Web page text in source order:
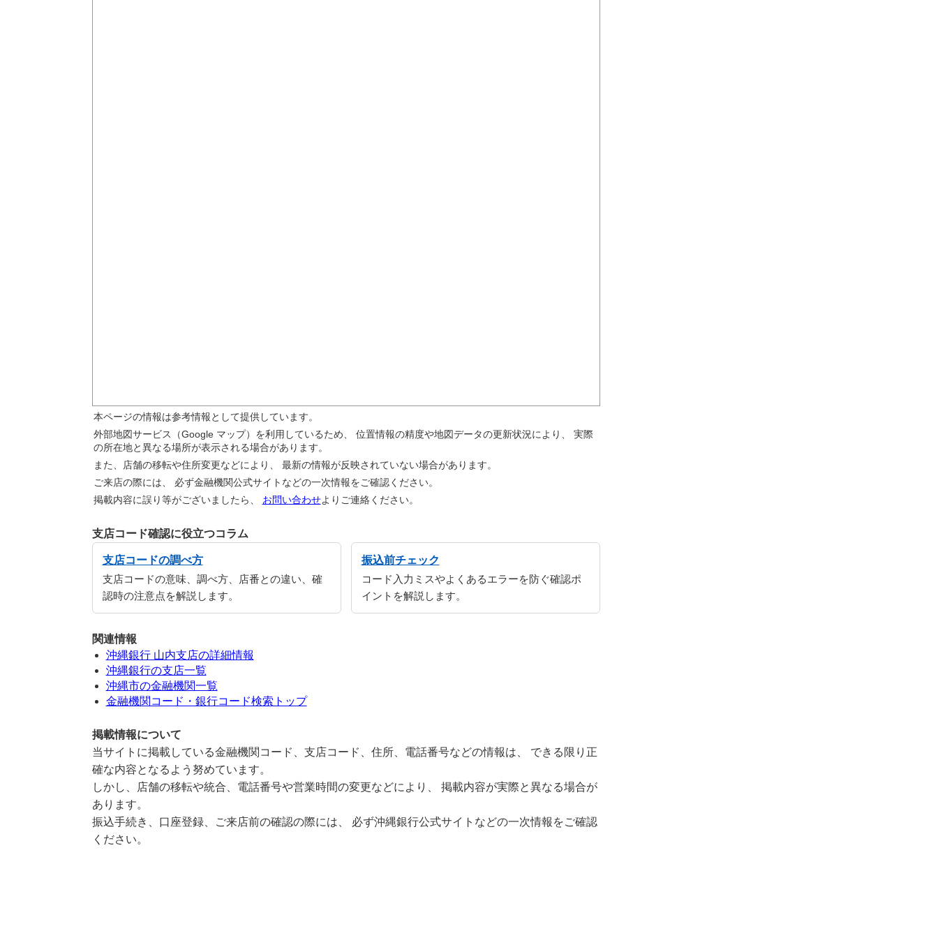
本ページの情報は参考情報として提供しています。
外部地図サービス（Google マップ）を利用しているため、 位置情報の精度や地図データの更新状況により、 実際
の所在地と異なる場所が表示される場合があります。
また、店舗の移転や住所変更などにより、 最新の情報が反映されていない場合があります。
ご来店の際には、 必ず金融機関公式サイトなどの一次情報をご確認ください。
掲載内容に誤り等がございましたら、 お問い合わせよりご連絡ください。
支店コード確認に役立つコラム
支店コードの調べ方
支店コードの意味、調べ方、店番との違い、確
認時の注意点を解説します。
振込前チェック
コード入力ミスやよくあるエラーを防ぐ確認ポ
イントを解説します。
関連情報
沖縄銀行 山内支店の詳細情報
沖縄銀行の支店一覧
沖縄市の金融機関一覧
金融機関コード・銀行コード検索トップ
掲載情報について
当サイトに掲載している金融機関コード、支店コード、住所、電話番号などの情報は、 できる限り正
確な内容となるよう努めています。
しかし、店舗の移転や統合、電話番号や営業時間の変更などにより、 掲載内容が実際と異なる場合が
あります。
振込手続き、口座登録、ご来店前の確認の際には、 必ず沖縄銀行公式サイトなどの一次情報をご確認
ください。